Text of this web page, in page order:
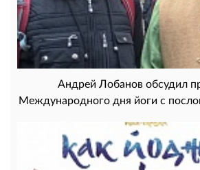
Андрей Лобанов обсудил
Международного дня йоги с